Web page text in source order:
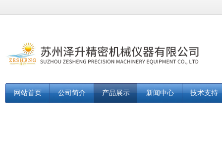
网站首页 公司简介 产品展示 新闻中心 技术支持